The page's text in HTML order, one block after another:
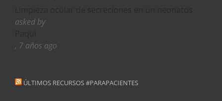
asked by
, 7 años ago
ÚLTIMOS RECURSOS #PARAPACIENTES